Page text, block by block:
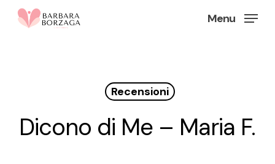
Skip
Menu
Recensioni
Dicono di Me – Maria F.